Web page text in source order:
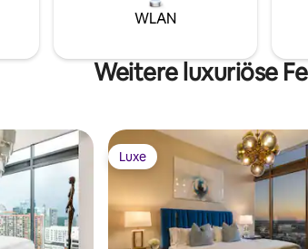
fill fast. 📅
drive away from downtown
WLAN
Weitere luxuriöse
Luxe
Luxe